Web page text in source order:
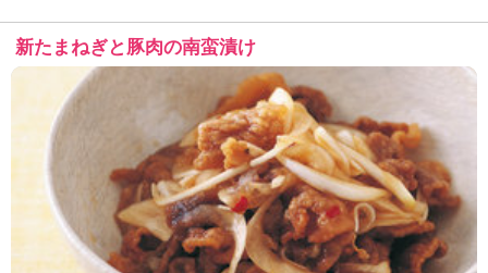
新たまねぎと豚肉の南蛮漬け